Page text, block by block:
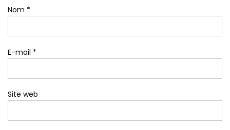
Nom *
E-mail *
Site web